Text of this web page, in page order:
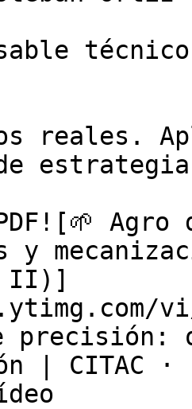
reales.
y
II)]
vi/
precisión:
| CITAC